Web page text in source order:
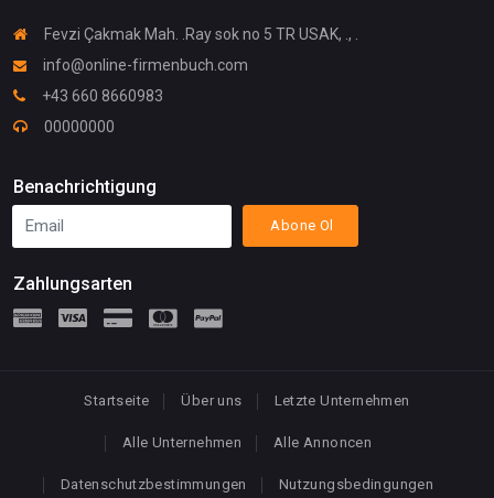
Fevzi Çakmak Mah. .Ray sok no 5 TR USAK, ., .
info@online-firmenbuch.com
+43 660 8660983
00000000
Benachrichtigung
Abone Ol
Zahlungsarten
Startseite Über uns Letzte Unternehmen
Alle Unternehmen Alle Annoncen
Datenschutzbestimmungen Nutzungsbedingungen